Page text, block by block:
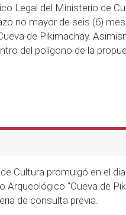
Legal del Ministerio de
no mayor de seis (6)
de Pikimachay.
del polígono de la
Cultura promulgó en el
Arqueológico “Cueva de
de consulta previa.